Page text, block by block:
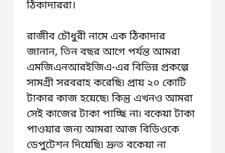
ঠিকাদাররা।
রাজীব চৌধুরী নামে এক ঠিকাদার
জানান, তিন বছর আগে পর্যন্ত আমরা
এমজিএনআরইজিএ-এর বিভিন্ন প্রকল্পে
সামগ্রী সরবরাহ করেছি৷ প্রায় ২০ কোটি
টাকার কাজ হয়েছে৷ কিন্তু এখনও আমরা
সেই কাজের টাকা পাচ্ছি না৷ বকেয়া টাকা
পাওয়ার জন্য আমরা আজ বিডিওকে
ডেপুটেশন দিয়েছি৷ দ্রুত বকেয়া না